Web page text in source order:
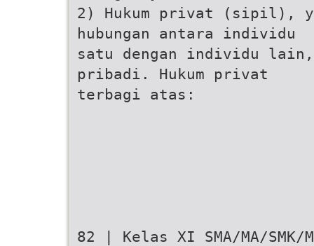
2) Hukum privat (sipil),
hubungan antara individu
satu dengan individu lain,
pribadi. Hukum privat
terbagi atas:
82 | Kelas XI SMA/MA/SMK/